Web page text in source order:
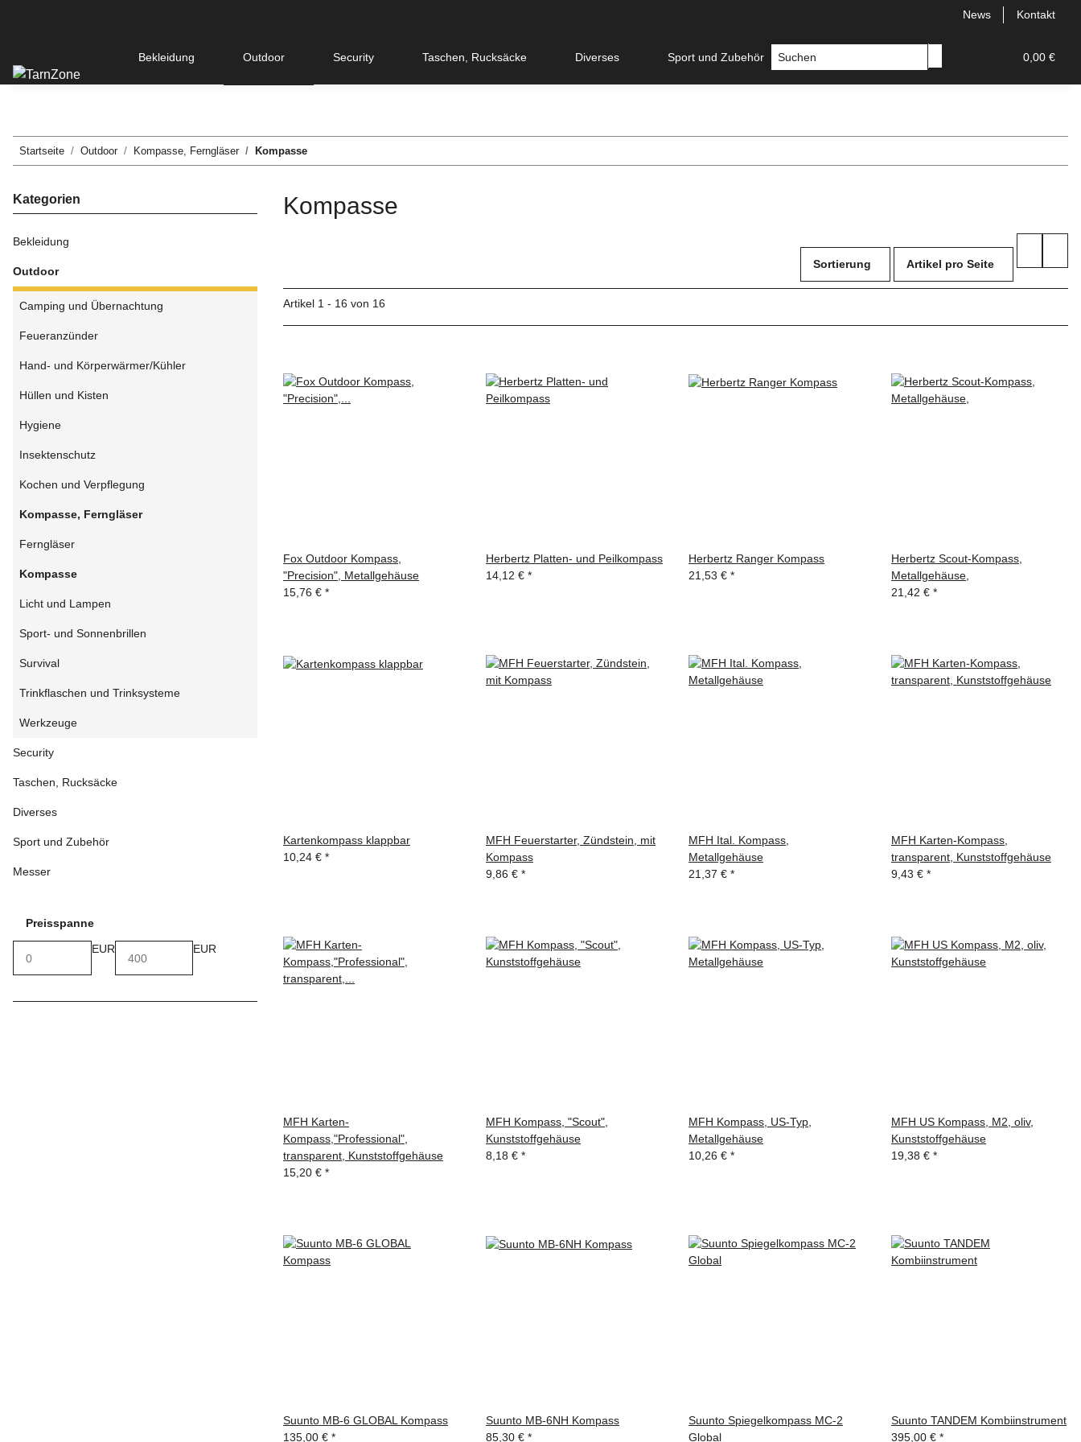
News Kontakt
0,00 €
Bekleidung Outdoor Security Taschen, Rucksäcke Diverses Sport und Zubehör Messer
Startseite Outdoor Kompasse, Ferngläser Kompasse
Kompasse
Sortierung Artikel pro Seite
Artikel 1 - 16 von 16
Fox Outdoor Kompass,
"Precision", Metallgehäuse
15,76 € *
Herbertz Platten- und Peilkompass
14,12 € *
Herbertz Ranger Kompass
21,53 € *
Herbertz Scout-Kompass,
Metallgehäuse,
21,42 € *
Kartenkompass klappbar
10,24 € *
MFH Feuerstarter, Zündstein, mit
Kompass
9,86 € *
MFH Ital. Kompass,
Metallgehäuse
21,37 € *
MFH Karten-Kompass,
transparent, Kunststoffgehäuse
9,43 € *
MFH Karten-
Kompass,"Professional",
transparent, Kunststoffgehäuse
15,20 € *
MFH Kompass, "Scout",
Kunststoffgehäuse
8,18 € *
MFH Kompass, US-Typ,
Metallgehäuse
10,26 € *
MFH US Kompass, M2, oliv,
Kunststoffgehäuse
19,38 € *
Suunto MB-6 GLOBAL Kompass
135,00 € *
Suunto MB-6NH Kompass
85,30 € *
Suunto Spiegelkompass MC-2
Global
Suunto TANDEM Kombiinstrument
395,00 € *
Kategorien
Bekleidung
Outdoor
Camping und Übernachtung
Feueranzünder
Hand- und Körperwärmer/Kühler
Hüllen und Kisten
Hygiene
Insektenschutz
Kochen und Verpflegung
Kompasse, Ferngläser
Ferngläser
Kompasse
Licht und Lampen
Sport- und Sonnenbrillen
Survival
Trinkflaschen und Trinksysteme
Werkzeuge
Security
Taschen, Rucksäcke
Diverses
Sport und Zubehör
Messer
Preisspanne
EUR
EUR